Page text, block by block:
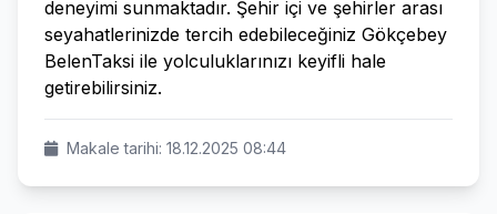
deneyimi sunmaktadır. Şehir içi ve şehirler arası
seyahatlerinizde tercih edebileceğiniz Gökçebey
BelenTaksi ile yolculuklarınızı keyifli hale
getirebilirsiniz.
Makale tarihi: 18.12.2025 08:44